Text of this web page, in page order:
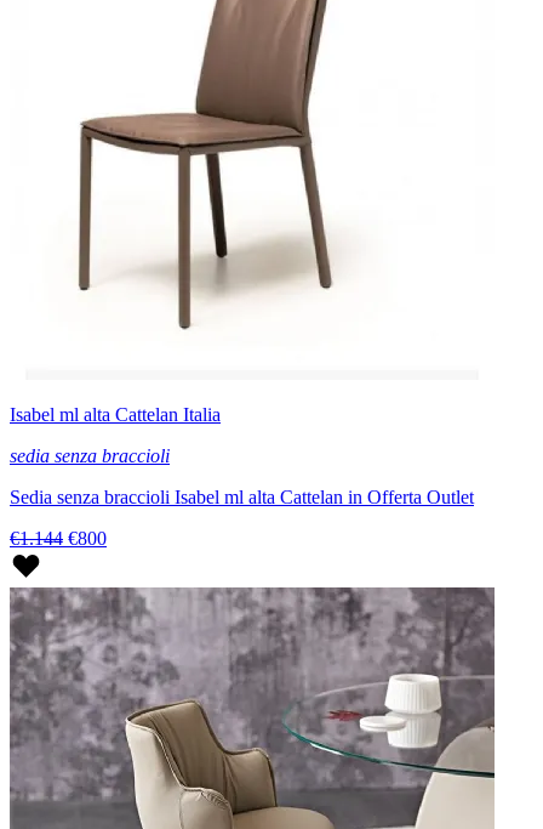
Isabel ml alta Cattelan Italia
sedia senza braccioli
Sedia senza braccioli Isabel ml alta Cattelan in Offerta Outlet
€1.144 €800